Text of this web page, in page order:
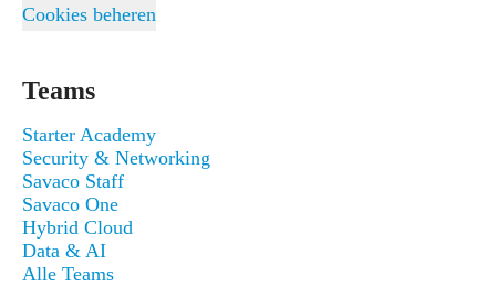
Cookies beheren
Teams
Starter Academy
Security & Networking
Savaco Staff
Savaco One
Hybrid Cloud
Data & AI
Alle Teams